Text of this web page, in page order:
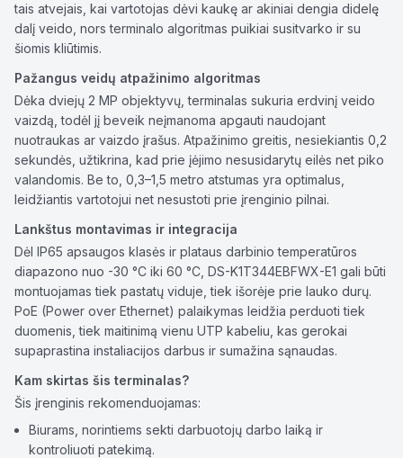
tais atvejais, kai vartotojas dėvi kaukę ar akiniai dengia didelę
dalį veido, nors terminalo algoritmas puikiai susitvarko ir su
šiomis kliūtimis.
Pažangus veidų atpažinimo algoritmas
Dėka dviejų 2 MP objektyvų, terminalas sukuria erdvinį veido
vaizdą, todėl jį beveik neįmanoma apgauti naudojant
nuotraukas ar vaizdo įrašus. Atpažinimo greitis, nesiekiantis 0,2
sekundės, užtikrina, kad prie įėjimo nesusidarytų eilės net piko
valandomis. Be to, 0,3–1,5 metro atstumas yra optimalus,
leidžiantis vartotojui net nesustoti prie įrenginio pilnai.
Lankštus montavimas ir integracija
Dėl IP65 apsaugos klasės ir plataus darbinio temperatūros
diapazono nuo -30 °C iki 60 °C, DS-K1T344EBFWX-E1 gali būti
montuojamas tiek pastatų viduje, tiek išorėje prie lauko durų.
PoE (Power over Ethernet) palaikymas leidžia perduoti tiek
duomenis, tiek maitinimą vienu UTP kabeliu, kas gerokai
supaprastina instaliacijos darbus ir sumažina sąnaudas.
Kam skirtas šis terminalas?
Šis įrenginis rekomenduojamas:
Biurams, norintiems sekti darbuotojų darbo laiką ir
kontroliuoti patekimą.